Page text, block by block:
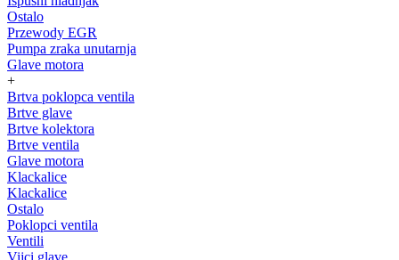
Ostalo
Przewody EGR
Pumpa zraka unutarnja
Glave motora
+
Brtva poklopca ventila
Brtve glave
Brtve kolektora
Brtve ventila
Glave motora
Klackalice
Klackalice
Ostalo
Poklopci ventila
Ventili
Vijci glave